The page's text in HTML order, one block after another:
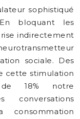
sophistiqué
bloquant les
indirectement
sociale. Des
cette stimulation
de 18% notre
consommation